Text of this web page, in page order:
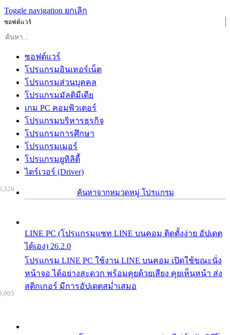
Toggle navigation ยกเลิก
ซอฟต์แวร์
ซอฟต์แวร์
โปรแกรมอินเทอร์เน็ต
โปรแกรมส่วนบุคคล
โปรแกรมมัลติมีเดีย
เกม PC คอมพิวเตอร์
โปรแกรมบริหารธุรกิจ
โปรแกรมการศึกษา
โปรแกรมเมอร์
โปรแกรมยูทิลิตี้
ไดร์เวอร์ (Driver)
ค้นหาจากหมวดหมู่ โปรแกรม
LINE PC (โปรแกรมแชท LINE บนคอม ติดตั้งง่าย อัปเดต
ได้เอง) 26.2.0
โปรแกรม LINE PC ใช้งาน LINE บนคอม เปิดใช้ขณะนั่ง
หน้าจอ ได้อย่างสะดวก พร้อมคุยด้วยเสียง คุยเห็นหน้า ส่ง
สติกเกอร์ มีการอัปเดตสม่ำเสมอ